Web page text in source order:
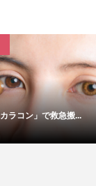
ラコン」で救急搬...